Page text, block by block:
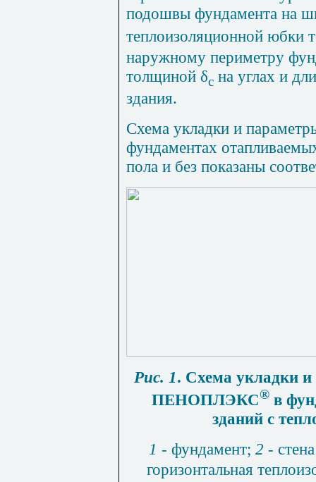
подошвы фундамента на
теплоизоляционной юбки
наружному периметру
толщиной δс на углах и
здания.
Схема укладки и
фундаментах
пола и без показаны
Рис. 1. Схема укладки
ПЕНОПЛЭКС®в
зданий с
1 - фундамент; 2 -
горизонтальная